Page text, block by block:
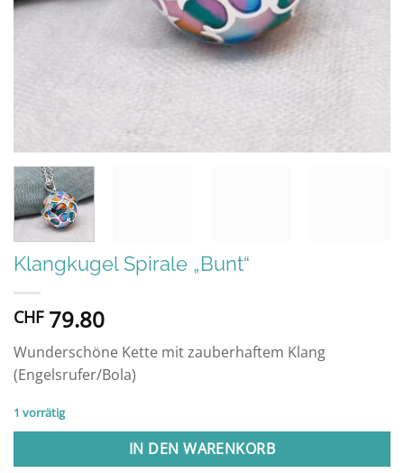
Klangkugel Spirale „Bunt“
CHF79.80
Wunderschöne Kette mit zauberhaftem Klang
(Engelsrufer/Bola)
1 vorrätig
IN DEN WARENKORB